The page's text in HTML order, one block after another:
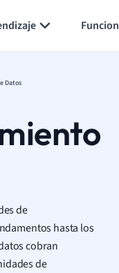
Datos
de
hasta los
cobran
de